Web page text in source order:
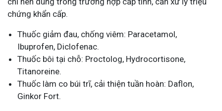
chứng khẩn cấp.
Thuốc giảm đau, chống viêm: Paracetamol,
Ibuprofen, Diclofenac.
Thuốc bôi tại chỗ: Proctolog, Hydrocortisone,
Titanoreine.
Thuốc làm co búi trĩ, cải thiện tuần hoàn: Daflon,
Ginkor Fort.